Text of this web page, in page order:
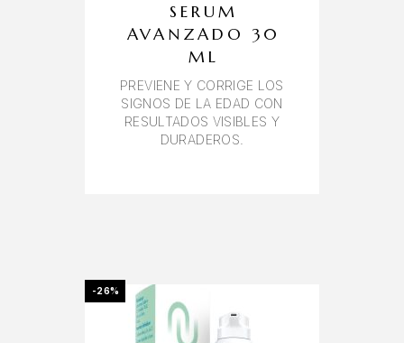
SERUM
AVANZADO 30
ML
PREVIENE Y CORRIGE LOS
SIGNOS DE LA EDAD CON
RESULTADOS VISIBLES Y
DURADEROS.
-26%